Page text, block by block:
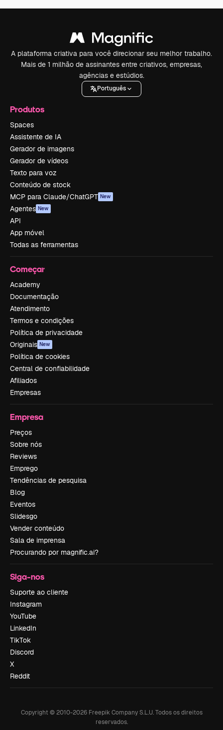
A plataforma criativa para você direcionar seu melhor trabalho.
Mais de 1 milhão de assinantes entre criativos, empresas,
agências e estúdios.
Português
Produtos
Spaces
Assistente de IA
Gerador de imagens
Gerador de vídeos
Texto para voz
Conteúdo de stock
MCP para Claude/ChatGPT New
Agentes New
API
App móvel
Todas as ferramentas
Começar
Academy
Documentação
Atendimento
Termos e condições
Política de privacidade
Originais New
Política de cookies
Central de confiabilidade
Afiliados
Empresas
Empresa
Preços
Sobre nós
Reviews
Emprego
Tendências de pesquisa
Blog
Eventos
Slidesgo
Vender conteúdo
Sala de imprensa
Procurando por magnific.ai?
Siga-nos
Suporte ao cliente
Instagram
YouTube
LinkedIn
TikTok
Discord
X
Reddit
Copyright © 2010-2026Freepik Company S.L.U. Todos os direitos
reservados.